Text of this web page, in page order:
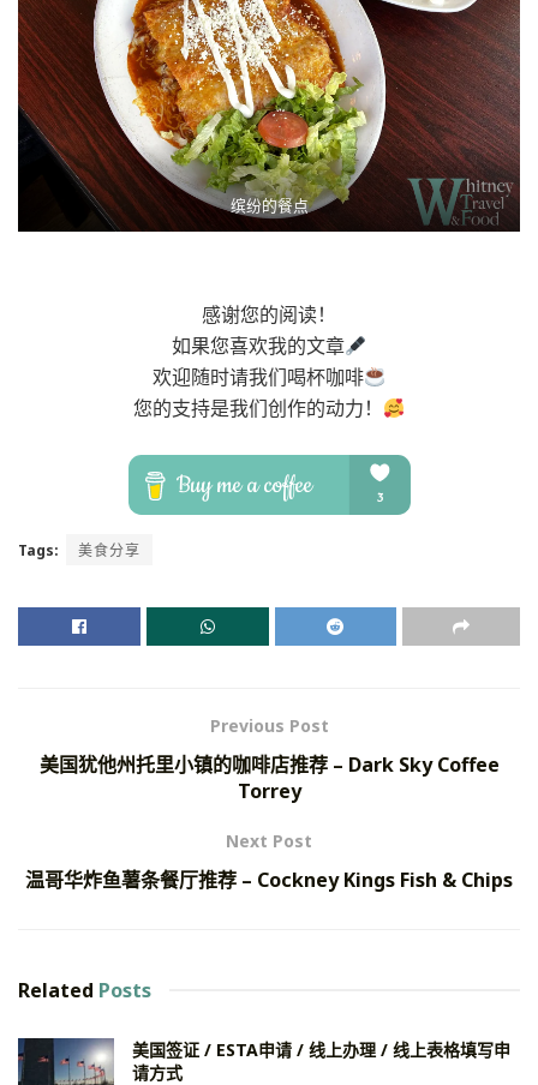
缤纷的餐点
感谢您的阅读！
如果您喜欢我的文章
欢迎随时请我们喝杯咖啡
您的支持是我们创作的动力！
Tags: 美食分享
Previous Post
美国犹他州托里小镇的咖啡店推荐 – Dark Sky Coffee
Torrey
Next Post
温哥华炸鱼薯条餐厅推荐 – Cockney Kings Fish & Chips
Related Posts
美国签证 / ESTA申请 / 线上办理 / 线上表格填写申
请方式